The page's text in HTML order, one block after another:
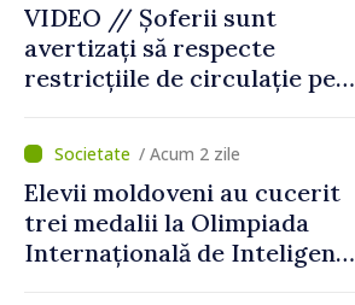
VIDEO // Șoferii sunt
avertizați să respecte
restricțiile de circulație pe
desfășoară lucrări de
reparație / Acum 2 zile
Elevii moldoveni au cucerit
trei medalii la Olimpiada
Internațională de Inteligență